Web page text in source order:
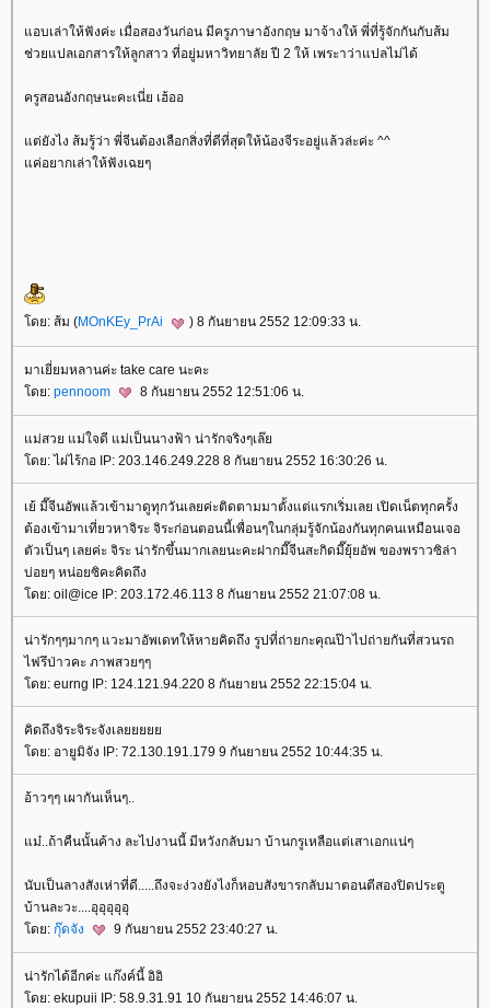
อบเล่าให้ฟังค่ะ เมื่อสองวันก่อน มีครูภาษาอังกฤษ มาจ้างให้ พี่ที่รู้จักกันกับส้ม
ช่วยแปลเอกสารให้ลูกสาว ที่อยู่มหาวิทยาลัย ปี 2 ให้ เพระาว่าแปลไม่ได้
ครูสอนอังกฤษนะคะเนี่ย เฮ้ออ
ต่ยังไง ส้มรู้ว่า พี่จีนต้องเลือกสิ่งที่ดีที่สุดให้น้องจีระอยู่แล้วล่ะค่ะ ^^
ค่อยากเล่าให้ฟังเฉยๆ
ดย: ส้ม (MOnKEy_PrAi ) 8 กันยายน 2552 12:09:33 น.
มาเยี่ยมหลานค่ะ take care นะคะ
ดย: pennoom 8 กันยายน 2552 12:51:06 น.
ม่สวย แม่ใจดี แม่เป็นนางฟ้า น่ารักจริงๆเล๊
ดย: ไผ่ไร้กอ IP: 203.146.249.228 8 กันยายน 2552 16:30:26 น.
เย้ มี๊จีนอัพแล้วเข้ามาดูทุกวันเลยค่ะติดตามมาตั้งแต่แรกเริ่มเลย เปิดเน็ตทุกครั้ง
ต้องเข้ามาเที่ยวหาจิระ จิระก่อนตอนนี้เพื่อนๆในกลุ่มรู้จักน้องกันทุกคนเหมือนเจอ
ตัวเป็นๆ เลยค่ะ จิระ น่ารักขึ้นมากเลยนะคะฝากมี๊จีนสะกิดมี๊ยุ้ยอัพ ของพราวซิล่า
บ่อยๆ หน่อยซิคะคิดถึง
ดย: oil@ice IP: 203.172.46.113 8 กันยายน 2552 21:07:08 น.
น่ารักๆๆมากๆ แวะมาอัพเดทให้หายคิดถึง รูปที่ถ่ายกะคุณป๊าไปถ่ายกันที่สวนรถ
ไฟรึป่าวคะ ภาพสวยๆๆ
ดย: eurng IP: 124.121.94.220 8 กันยายน 2552 22:15:04 น.
คิดถึงจิระจิระจังเล
ดย: อายูมิจัง IP: 72.130.191.179 9 กันยายน 2552 10:44:35 น.
อ้าวๆๆ เผากันเห็นๆ..
ม๋..ถ้าคืนนั้นค้าง ละไปงานนี้ มีหวังกลับมา บ้านกรูเหลือแต่เสาเอกแน่ๆ
นับเป็นลางสังเห่าที่ดี.....ถึงจะง่วงยังไงก็หอบสังขารกลับมาตอนตีสองปิดประตู
บ้านละวะ....อุอุอุอุอุ
ดย: กุ๊ดจัง 9 กันยายน 2552 23:40:27 น.
น่ารักได้อีกค่ะ แก๊งค์นี้ อิอิ
ดย: ekupuii IP: 58.9.31.91 10 กันยายน 2552 14:46:07 น.